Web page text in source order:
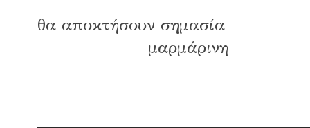
θα αποκτήσουν σημασία
μαρμάρινη